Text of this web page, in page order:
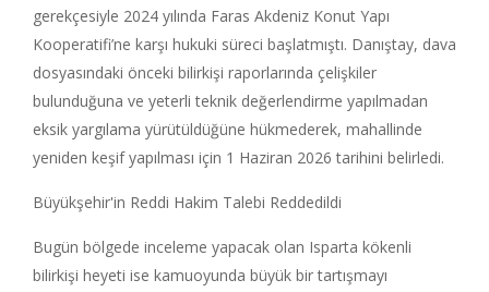
gerekçesiyle 2024 yılında Faras Akdeniz Konut Yapı
Kooperatifi’ne karşı hukuki süreci başlatmıştı. Danıştay, dava
dosyasındaki önceki bilirkişi raporlarında çelişkiler
bulunduğuna ve yeterli teknik değerlendirme yapılmadan
eksik yargılama yürütüldüğüne hükmederek, mahallinde
yeniden keşif yapılması için 1 Haziran 2026 tarihini belirledi.
Büyükşehir'in Reddi Hakim Talebi Reddedildi
Bugün bölgede inceleme yapacak olan Isparta kökenli
bilirkişi heyeti ise kamuoyunda büyük bir tartışmayı